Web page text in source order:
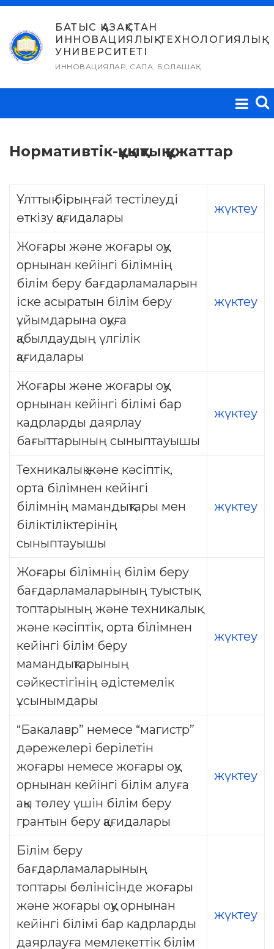
Skip
content
БАТЫС ҚАЗАҚСТАН
ИННОВАЦИЯЛЫҚ-ТЕХНОЛОГИЯЛЫҚ
УНИВЕРСИТЕТІ
ИННОВАЦИЯЛАР, САПА, БОЛАШАҚ
Нормативтік-құқықтық құжаттар
Ұлттық бірыңғай тестілеуді
өткізу қағидалары
жүктеу
Жоғары және жоғары оқу
орнынан кейінгі білімнің
білім беру бағдарламаларын
іске асыратын білім беру
ұйымдарына оқуға
қабылдаудың үлгілік
қағидалары
жүктеу
Жоғары және жоғары оқу
орнынан кейінгі білімі бар
кадрларды даярлау
бағыттарының сыныптауышы
жүктеу
Техникалық және кәсіптік,
орта білімнен кейінгі
білімнің мамандықтары мен
біліктіліктерінің
сыныптауышы
жүктеу
Жоғары білімнің білім беру
бағдарламаларының туыстық
топтарының және техникалық
және кәсіптік, орта білімнен
кейінгі білім беру
мамандықтарының
сәйкестігінің әдістемелік
ұсынымдары
жүктеу
“Бакалавр” немесе “магистр”
дәрежелері берілетін
жоғары немесе жоғары оқу
орнынан кейінгі білім алуға
ақы төлеу үшін білім беру
грантын беру қағидалары
жүктеу
Білім беру
бағдарламаларының
топтары бөлінісінде жоғары
және жоғары оқу орнынан
кейінгі білімі бар кадрларды
даярлауға мемлекеттік білім
жүктеу